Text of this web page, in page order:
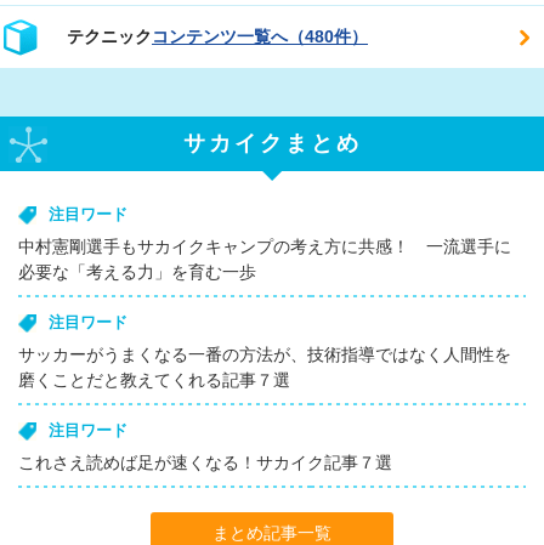
テクニック コンテンツ一覧へ（480件）
サカイクまとめ
注目ワード
中村憲剛選手もサカイクキャンプの考え方に共感！ 一流選手に
必要な「考える力」を育む一歩
注目ワード
サッカーがうまくなる一番の方法が、技術指導ではなく人間性を
磨くことだと教えてくれる記事７選
注目ワード
これさえ読めば足が速くなる！サカイク記事７選
まとめ記事一覧